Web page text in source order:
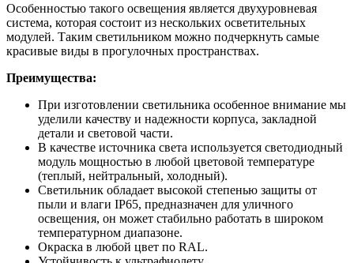
Особенностью такого освещения является двухуровневая
система, которая состоит из нескольких осветительных
модулей. Таким светильником можно подчеркнуть самые
красивые виды в прогулочных пространствах.
Преимущества:
При изготовлении светильника особенное внимание мы
уделили качеству и надежности корпуса, закладной
детали и световой части.
В качестве источника света используется светодиодный
модуль мощностью в любой цветовой температуре
(теплый, нейтральный, холодный).
Светильник обладает высокой степенью защиты от
пыли и влаги IP65, предназначен для уличного
освещения, он может стабильно работать в широком
температурном диапазоне.
Окраска в любой цвет по RAL.